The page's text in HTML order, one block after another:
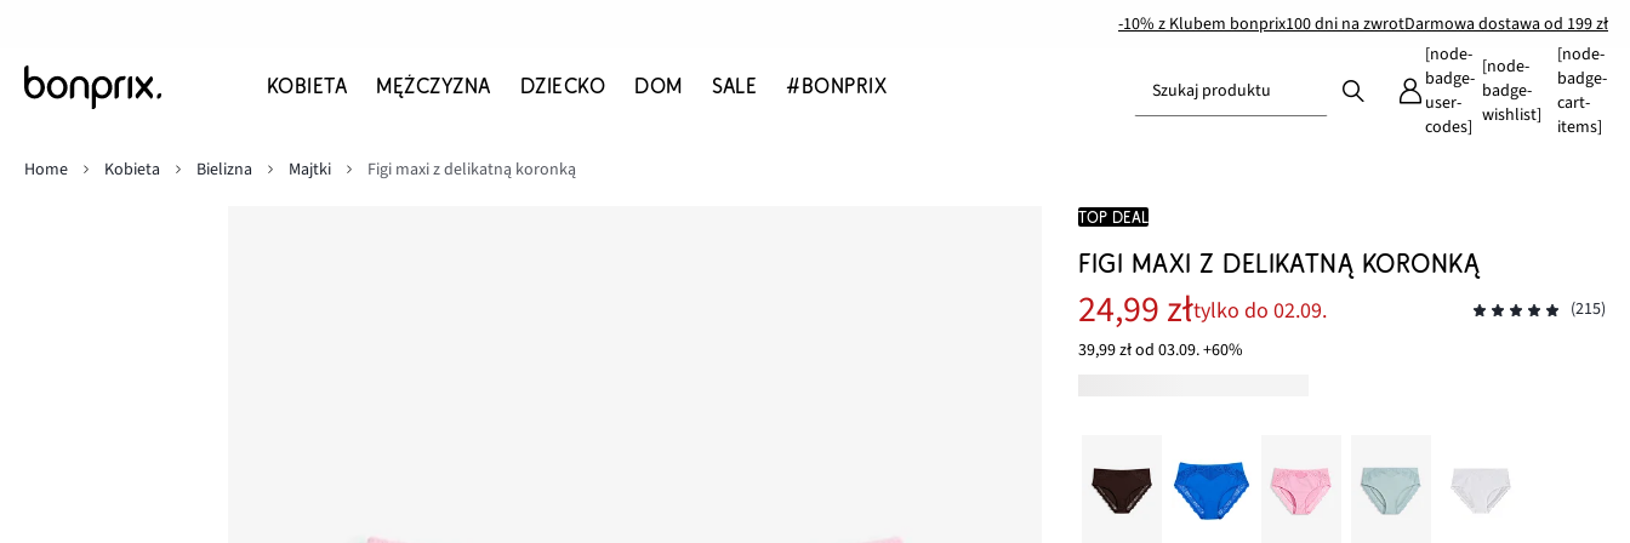
-10% z Klubem bonprix100 dni na zwrotDarmowa dostawa od 199 zł
KOBIETA MĘŻCZYZNA DZIECKO DOM SALE #BONPRIX Szukaj produktu
[node-
badge-
user-
codes]
[node-
badge-
wishlist]
[node-
badge-
cart-
items]
Home
Kobieta Bielizna Majtki Figi maxi z delikatną koronką
TOP DEAL
FIGI MAXI Z DELIKATNĄ KORONKĄ
24,99 złtylko do 02.09.
(215)
39,99 zł od 03.09. +60%